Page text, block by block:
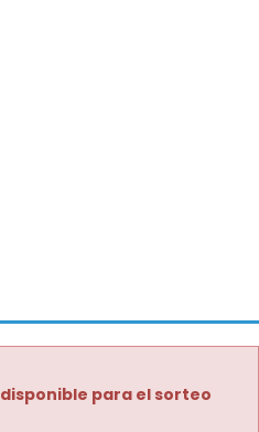
disponible para el sorteo